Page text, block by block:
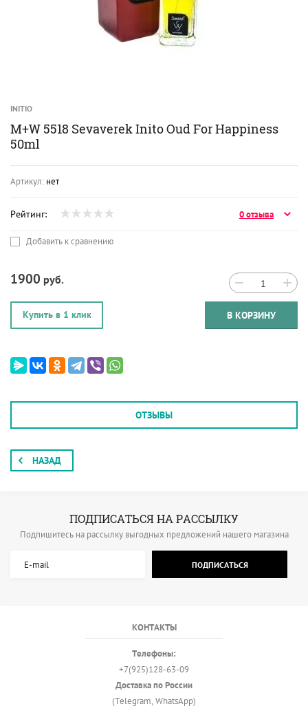
INITIO
M+W 5518 Sevaverek Inito Oud For Happiness
50ml
Артикул: нет
Рейтинг: 0 отзыва
Добавить к сравнению
1900 руб. − +
Купить в 1 клик В КОРЗИНУ
ОТЗЫВЫ
НАЗАД
ПОДПИСАТЬСЯ НА РАССЫЛКУ
Подпишитесь на рассылку выгодных предложений нашего магазина
ПОДПИСАТЬСЯ
КОНТАКТЫ
Телефоны:
+7(925)128-63-09
Доставка по России
(Telegram, WhatsApp)